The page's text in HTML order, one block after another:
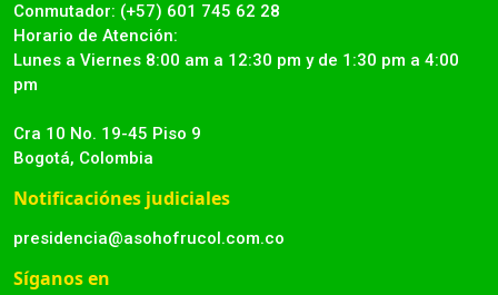
Conmutador: (+57) 601 745 62 28
Horario de Atención:
Lunes a Viernes 8:00 am a 12:30 pm y de 1:30 pm a 4:00
pm
Cra 10 No. 19-45 Piso 9
Bogotá, Colombia
Notificaciónes judiciales
presidencia@asohofrucol.com.co
Síganos en